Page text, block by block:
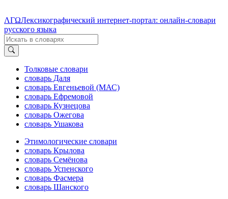
ΛΓΩЛексикографический интернет-портал: онлайн-словари
русского языка
Толковые словари
словарь Даля
словарь Евгеньевой (МАС)
словарь Ефремовой
словарь Кузнецова
словарь Ожегова
словарь Ушакова
Этимологические словари
словарь Крылова
словарь Семёнова
словарь Успенского
словарь Фасмера
словарь Шанского